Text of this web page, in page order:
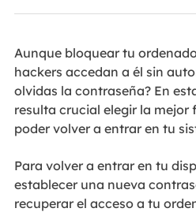
Aunque bloquear tu
hackers accedan a él sin
olvidas la contraseña? En
resulta crucial elegir la mejor
poder volver a entrar en tu
Para volver a entrar en tu
establecer una nueva
recuperar el acceso a tu